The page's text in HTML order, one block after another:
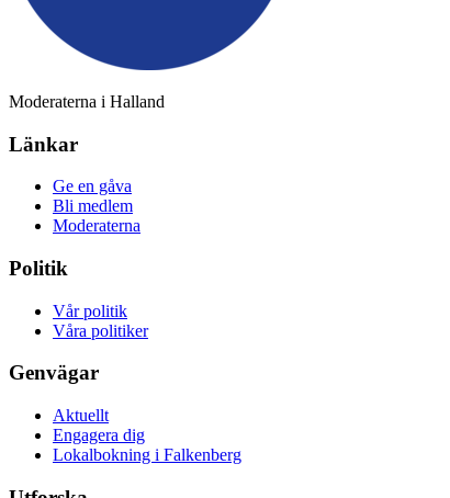
Moderaterna i Halland
Länkar
Ge en gåva
Bli medlem
Moderaterna
Politik
Vår politik
Våra politiker
Genvägar
Aktuellt
Engagera dig
Lokalbokning i Falkenberg